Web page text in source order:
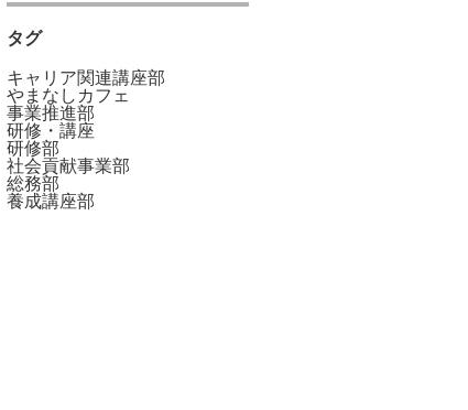
タグ
キャリア関連講座部
やまなしカフェ
事業推進部
研修・講座
研修部
社会貢献事業部
総務部
養成講座部